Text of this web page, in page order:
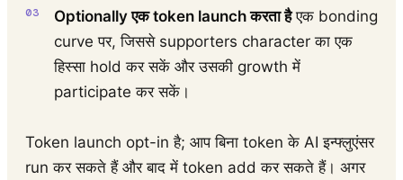
Optionally एक token launch करता हैएक bonding
curve पर, जिससे supporters character का एक
हिस्सा hold कर सकें और उसकी growth में
participate कर सकें।
Token launch opt-in है; आप बिना token के AI इन्फ्लुएंसर
run कर सकते हैं और बाद में token add कर सकते हैं। अगर